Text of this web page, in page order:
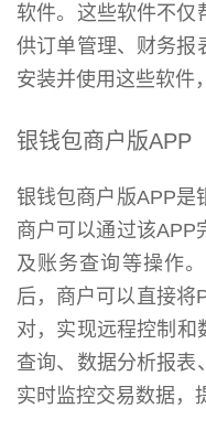
软件。这些软件不仅
供订单管理、财务报
安装并使用这些软件
银钱包商户版APP
银钱包商户版APP是
商户可以通过该APP
及账务查询等操作
后，商户可以直接将
对，实现远程控制和
查询、数据分析报表
实时监控交易数据，